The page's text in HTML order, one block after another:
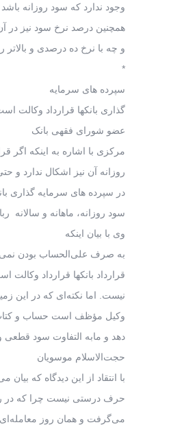
وجود ندارد که سود روزانه باشد
همچنین درصد نرخ سود نیز در
و چه با نرخ ده درصدی و
*
سپرده های سرمایه
گذاری بانکها قرارداد وکالت
عضو شورای فقهی بانک
مرکزی با اشاره به اینکه اگر
روزانه آن نیز اشکال ندارد
در سپرده های سرمایه گذاری
سود روزانه، ماهانه و سالانه
وی با بیان اینکه
به صرف علی‌الحساب بودن نمی
قرارداد بانکها قرارداد
نیست. اما نکته‌ای که در این
وکیل مؤظف است حساب و کتاب
دهد و مابه التفاوت سود قطعی
حجت‌الاسلام موسویان
با انتقاد از این دیدگاه که
حرف درستی نیست چرا که در
می‌گرفت و همان روز معامله‌ای